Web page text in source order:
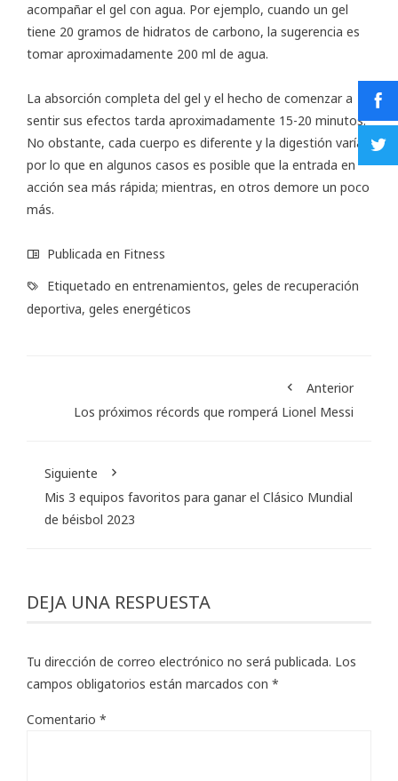
acompañar el gel con agua. Por ejemplo, cuando un gel
tiene 20 gramos de hidratos de carbono, la sugerencia es
tomar aproximadamente 200 ml de agua.
La absorción completa del gel y el hecho de comenzar a
sentir sus efectos tarda aproximadamente 15-20 minutos.
No obstante, cada cuerpo es diferente y la digestión varía,
por lo que en algunos casos es posible que la entrada en
acción sea más rápida; mientras, en otros demore un poco
más.
Publicada en Fitness
Etiquetado en entrenamientos, geles de recuperación
deportiva, geles energéticos
Anterior
Los próximos récords que romperá Lionel Messi
Siguiente
Mis 3 equipos favoritos para ganar el Clásico Mundial
de béisbol 2023
DEJA UNA RESPUESTA
Tu dirección de correo electrónico no será publicada. Los
campos obligatorios están marcados con *
Comentario *